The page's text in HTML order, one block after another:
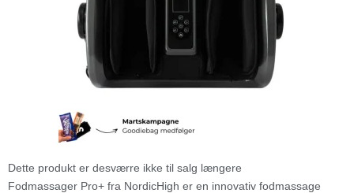
Dette produkt er desværre ikke til salg længere
Fodmassager Pro+ fra NordicHigh er en innovativ fodmassage